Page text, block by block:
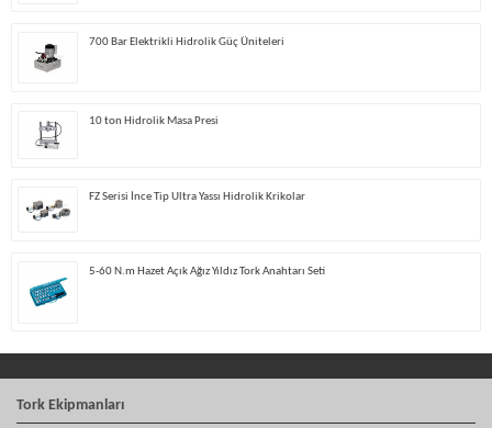
700 Bar Elektrikli Hidrolik Güç Üniteleri
10 ton Hidrolik Masa Presi
FZ Serisi İnce Tip Ultra Yassı Hidrolik Krikolar
5-60 N.m Hazet Açık Ağız Yıldız Tork Anahtarı Seti
Tork Ekipmanları